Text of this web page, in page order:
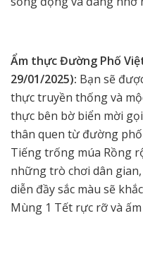
Ẩm thực Đường Phố
29/01/2025): Bạn sẽ
thực truyền thống và
thực bên bờ biển mời
thân quen từ đường
Tiếng trống múa Rồng
những trò chơi dân
diễn đầy sắc màu sẽ
Mùng 1 Tết rực rỡ và ấm